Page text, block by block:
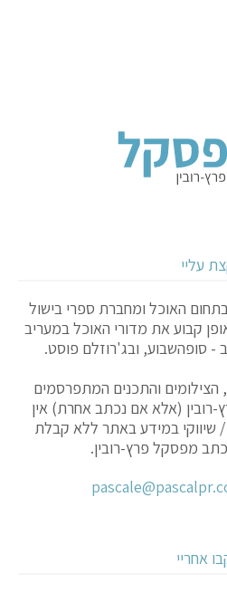
עליי
האוכל ומחברת ספרי בישול
קבוע את מדורי האוכל במעריב
- סופהשבוע, ובג'רוזלם פוסט.
הצילומים והתכנים המתפרסמים
(אלא אם נכתב אחרת) אין
שיווקי במידע באתר ללא קבלת
מפסקל פרץ-רובין.
אחריי